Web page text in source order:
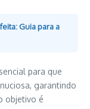
Guia para a
para que
garantindo
objetivo é